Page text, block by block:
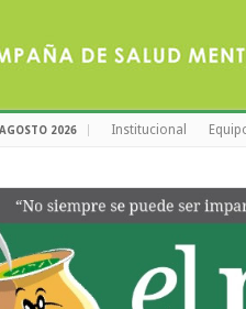
2026 Institucional